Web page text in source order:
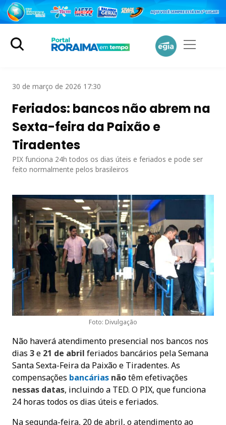
30 de março de 2026 17:30
Feriados: bancos não abrem na
Sexta-feira da Paixão e
Tiradentes
PIX funciona 24h todos os dias úteis e feriados e pode ser
feito normalmente pelos brasileiros
Foto: Divulgação
Não haverá atendimento presencial nos bancos nos
dias 3e 21 de abril feriados bancários pela Semana
Santa Sexta-Feira da Paixão e Tiradentes. As
compensações bancárias nãotêm efetivações
nessas datas, incluindo a TED. O PIX, que funciona
24 horas todos os dias úteis e feriados.
Na segunda-feira, 20 de abril, o atendimento ao